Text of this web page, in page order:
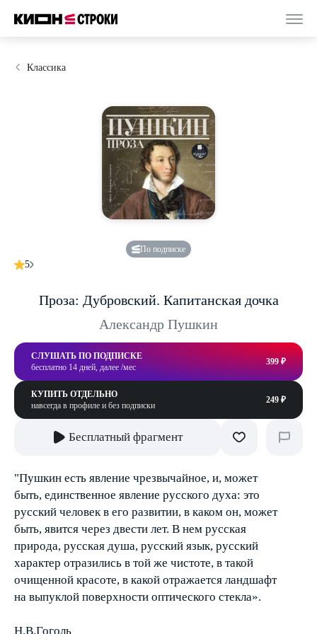
Классика
По подписке
5
Проза: Дубровский. Капитанская дочка
Александр Пушкин
СЛУШАТЬ ПО ПОДПИСКЕ
бесплатно 14 дней, далее /мес
399 ₽
КУПИТЬ ОТДЕЛЬНО
навсегда в профиле и без подписки
249 ₽
Бесплатный фрагмент
"Пушкин есть явление чрезвычайное, и, может
быть, единственное явление русского духа: это
русский человек в его развитии, в каком он, может
быть, явится через двести лет. В нем русская
природа, русская душа, русский язык, русский
характер отразились в той же чистоте, в такой
очищенной красоте, в какой отражается ландшафт
на выпуклой поверхности оптического стекла».
Н.В.Гоголь